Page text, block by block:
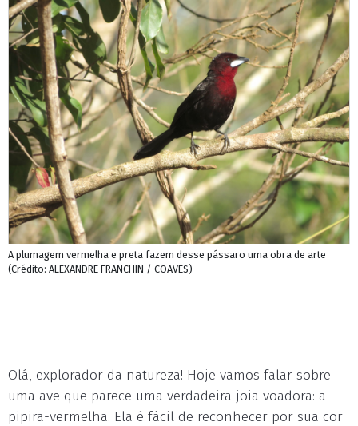
A plumagem vermelha e preta fazem desse pássaro uma obra de arte
(Crédito: ALEXANDRE FRANCHIN / COAVES)
Olá, explorador da natureza! Hoje vamos falar sobre
uma ave que parece uma verdadeira joia voadora: a
pipira-vermelha. Ela é fácil de reconhecer por sua cor